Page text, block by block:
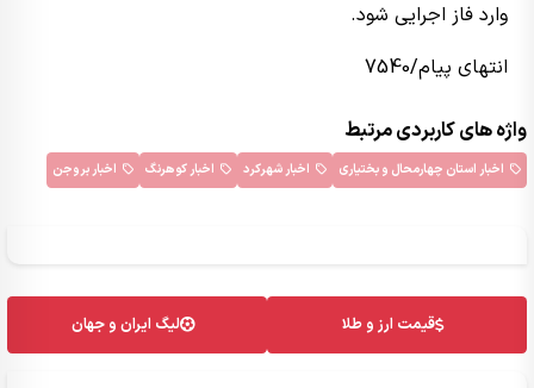
وارد فاز اجرایی شود.
انتهای پیام/7540
واژه های کاربردی مرتبط
اخبار استان چهارمحال و بختیاری اخبار شهرکرد اخبار کوهرنگ اخبار بروجن
قیمت ارز و طلا لیگ ایران و جهان